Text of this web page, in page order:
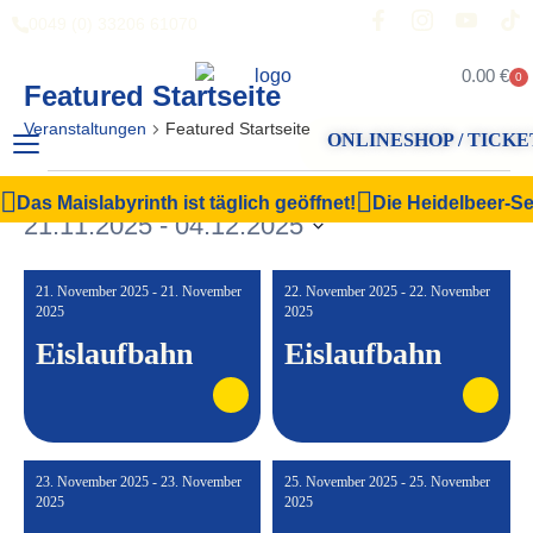
0.00 € 0
ONLINESHOP /
Das Maislabyrinth ist täglich geöffnet! Die Heidelbeer-
Featured Startseite
Veranstaltungen Featured Startseite
Suche
und
Navigation
Filter Anzeigen
Liste
21.11.2025 - 04.12.2025
wählen.
21. November 2025 - 21. November
2025
Eislaufbahn
22. November 2025 - 22. November
2025
Eislaufbahn
23. November 2025 - 23. November
2025
25. November 2025 - 25. November
2025